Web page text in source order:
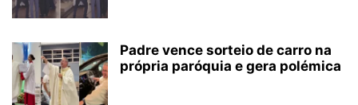
Padre vence sorteio de carro na
própria paróquia e gera polémica